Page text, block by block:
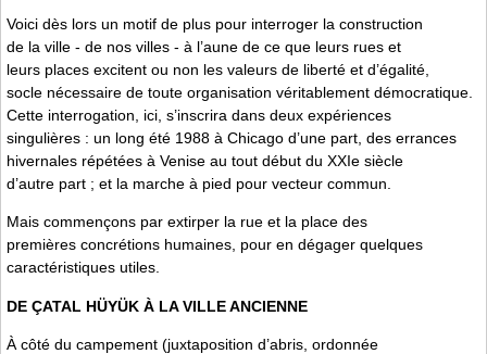
Voici dès lors un motif de plus pour interroger la construction
de la ville - de nos villes - à l’aune de ce que leurs rues et
leurs places excitent ou non les valeurs de liberté et d’égalité,
socle nécessaire de toute organisation véritablement démocratique.
Cette interrogation, ici, s’inscrira dans deux expériences
singulières : un long été 1988 à Chicago d’une part, des errances
hivernales répétées à Venise au tout début du XXIe siècle
d’autre part ; et la marche à pied pour vecteur commun.
Mais commençons par extirper la rue et la place des
premières concrétions humaines, pour en dégager quelques
caractéristiques utiles.
DE ÇATAL HÜYÜK À LA VILLE ANCIENNE
À côté du campement (juxtaposition d’abris, ordonnée